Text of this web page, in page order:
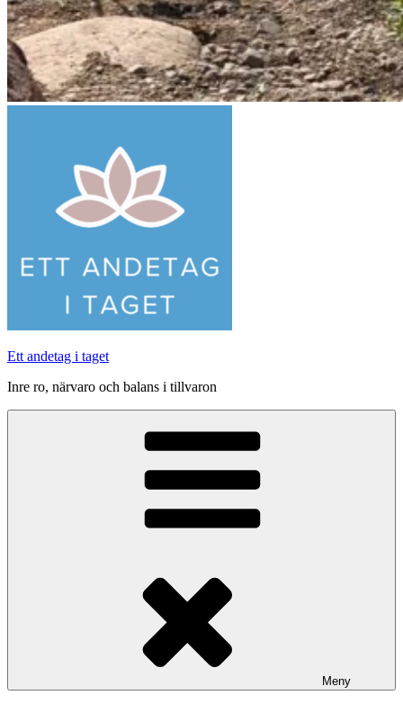
Ett andetag i taget
Inre ro, närvaro och balans i tillvaron
Meny